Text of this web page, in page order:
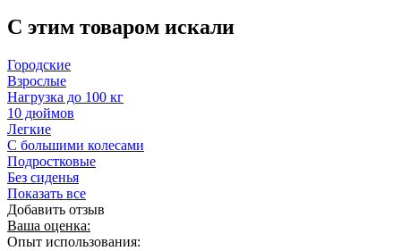
C этим товаром искали
Городские
Взрослые
Нагрузка до 100 кг
10 дюймов
Легкие
С большими колесами
Подростковые
Без сиденья
Показать все
Добавить отзыв
Ваша оценка:
Опыт использования: